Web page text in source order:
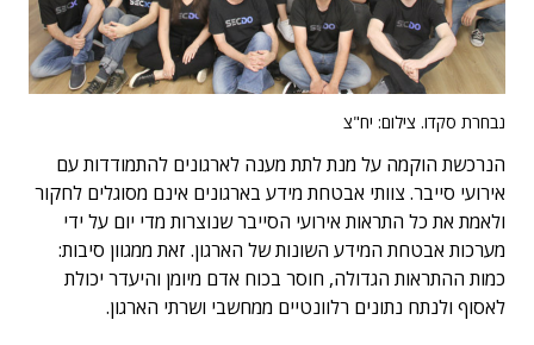
נבחרת סקדו. צילום: יח"צ
הנרכשת הוקמה על מנת לתת מענה לארגונים להתמודדות עם
אירועי סייבר. צוותי אבטחת מידע בארגונים אינם מסוגלים לחקור
ולאמת את כל התראות אירועי הסייבר שנוצרות מדי יום על ידי
מערכות אבטחת המידע השונות של הארגון. זאת ממגוון סיבות:
כמות ההתראות הגדולה, חוסר בכוח אדם מיומן והיעדר יכולת
לאסוף ולנתח נתונים רלוונטיים ממחשבי ושרתי הארגון.